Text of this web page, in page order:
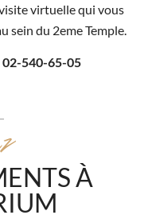
virtuelle qui vous
sein du 2eme Temple.
02-540-65-05
À